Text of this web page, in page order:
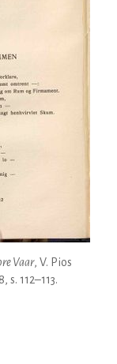
Vaar, V. Pios
s. 112–113.